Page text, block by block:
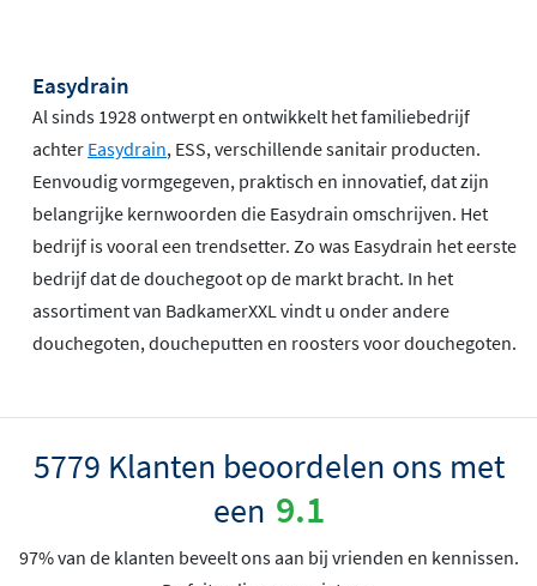
Easydrain
Al sinds 1928 ontwerpt en ontwikkelt het familiebedrijf
achter Easydrain, ESS, verschillende sanitair producten.
Eenvoudig vormgegeven, praktisch en innovatief, dat zijn
belangrijke kernwoorden die Easydrain omschrijven. Het
bedrijf is vooral een trendsetter. Zo was Easydrain het eerste
bedrijf dat de douchegoot op de markt bracht. In het
assortiment van BadkamerXXL vindt u onder andere
douchegoten, doucheputten en roosters voor douchegoten.
5779 Klanten beoordelen ons met
een 9.1
97% van de klanten beveelt ons aan bij vrienden en kennissen.